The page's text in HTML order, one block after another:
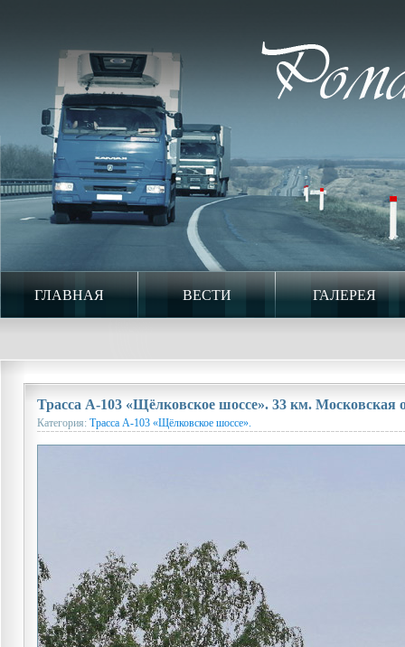
ГЛАВНАЯ ВЕСТИ ГАЛЕРЕЯ
Трасса А-103 «Щёлковское шоссе». 33 км. Московская
Категория: Трасса А-103 «Щёлковское шоссе».